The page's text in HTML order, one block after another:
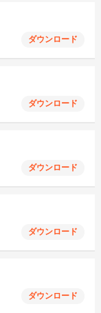
ダウンロード
ダウンロード
ダウンロード
ダウンロード
ダウンロード